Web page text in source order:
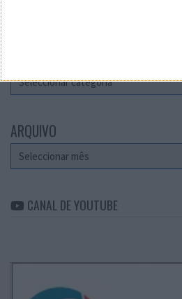
ARQUIVO
Arquivo
CANAL DE YOUTUBE